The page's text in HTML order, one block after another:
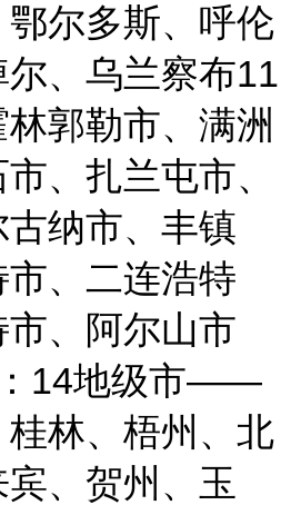
尔多斯、呼伦
尔、乌兰察布11
郭勒市、满洲
、扎兰屯市、
纳市、丰镇
、二连浩特
、阿尔山市
14地级市——
林、梧州、北
、贺州、玉